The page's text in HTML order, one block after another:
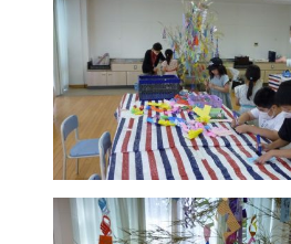
投
稿
日:
2023年07月07日
フ
ォ
ー
マ
ッ
ト
リンク
ゴ
リ
ー
１～３年生合作による恒例
立派に完成しました。一年生
して七夕飾りを作るので、最
の枝を少しずつ切り分けて貰
て帰りました。